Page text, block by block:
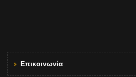
Επικοινωνία